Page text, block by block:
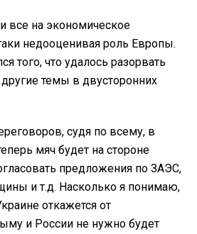
все на экономическое
недооценивая роль Европы.
того, что удалось разорвать
темы в двусторонних
судя по всему, в
мяч будет на стороне
предложения по ЗАЭС,
и т.д. Насколько я понимаю,
откажется от
и России не нужно будет